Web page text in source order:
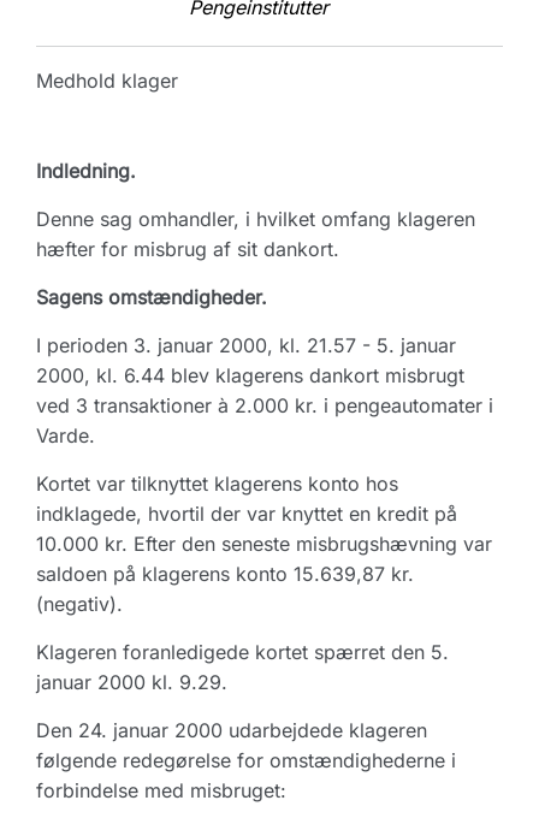
Pengeinstitutter
Medhold klager
Indledning.
Denne sag omhandler, i hvilket omfang klageren
hæfter for misbrug af sit dankort.
Sagens omstændigheder.
I perioden 3. januar 2000, kl. 21.57 - 5. januar
2000, kl. 6.44 blev klagerens dankort misbrugt
ved 3 transaktioner à 2.000 kr. i pengeautomater i
Varde.
Kortet var tilknyttet klagerens konto hos
indklagede, hvortil der var knyttet en kredit på
10.000 kr. Efter den seneste misbrugshævning var
saldoen på klagerens konto 15.639,87 kr.
(negativ).
Klageren foranledigede kortet spærret den 5.
januar 2000 kl. 9.29.
Den 24. januar 2000 udarbejdede klageren
følgende redegørelse for omstændighederne i
forbindelse med misbruget: